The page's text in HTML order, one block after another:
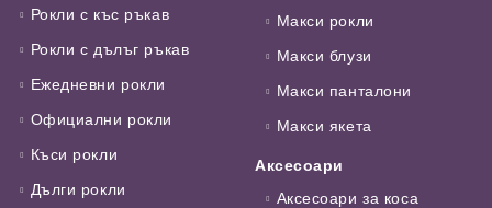
Рокли с къс ръкав
Рокли с дълъг ръкав
Ежедневни рокли
Официални рокли
Къси рокли
Дълги рокли
Макси рокли
Макси блузи
Макси панталони
Макси якета
Аксесоари
Аксесоари за коса